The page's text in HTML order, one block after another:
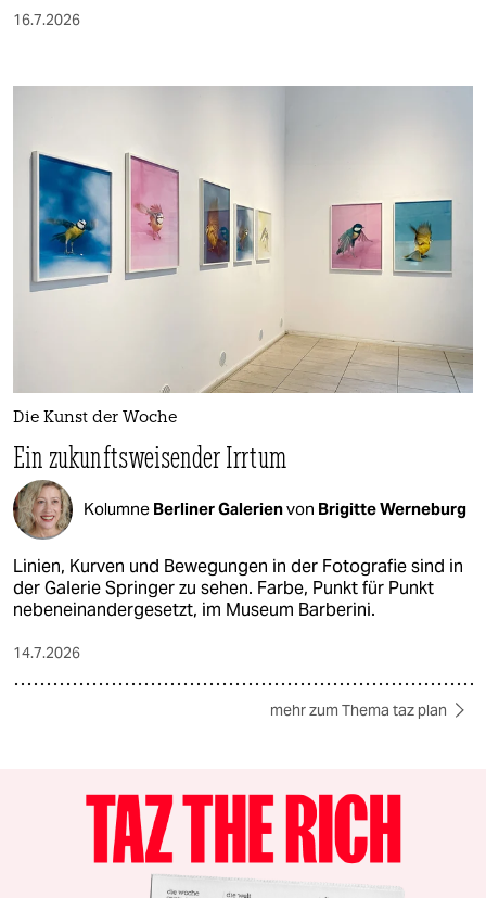
16.7.2026
Die Kunst der Woche
Ein zukunftsweisender Irrtum
Kolumne Berliner Galerienvon Brigitte Werneburg
Linien, Kurven und Bewegungen in der Fotografie sind in
der Galerie Springer zu sehen. Farbe, Punkt für Punkt
nebeneinandergesetzt, im Museum Barberini.
14.7.2026
mehr zum Thema taz plan